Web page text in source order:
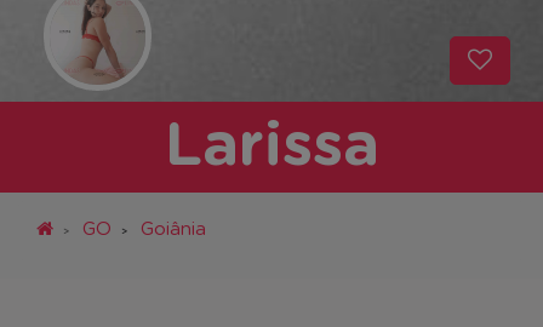
Larissa
GO Goiânia